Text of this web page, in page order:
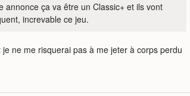
ça va être un Classic+ et ils vont
increvable ce jeu.
ne me risquerai pas à me jeter à corps perdu